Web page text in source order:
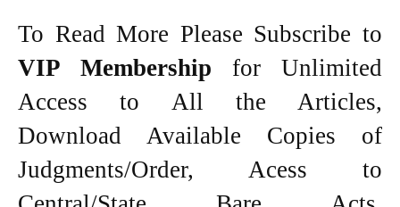
To Read More Please Subscribe to
VIP Membership for Unlimited
Access to All the Articles,
Download Available Copies of
Judgments/Order, Acess to